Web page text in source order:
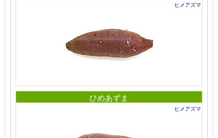
ヒメアズマ
ひめあずま
ヒメアズマ